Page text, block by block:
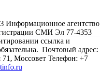
агентство
СМИ Эл 77-4353
ссылка и
Почтовый адрес:
71, Моссовет Телефон: +7